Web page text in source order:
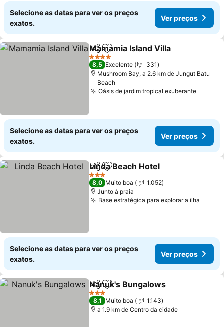
Selecione as datas para ver os preços
exatos.
Ver preços
PartilharAdicionar aos favoritos
Mamamia Island Villa
4 Estrelas
8,5 Excelente
331
Mushroom Bay, a 2.6 km de Jungut Batu
Beach
Oásis de jardim tropical exuberanteVer
Selecione as datas para ver os preços
exatos.
Ver preços
PartilharAdicionar aos favoritos
Linda Beach Hotel
3 Estrelas
8,0 Muito boa
1.052
Junto à praia
Base estratégica para explorar a ilha
Selecione as datas para ver os preços
exatos.
Ver preços
PartilharAdicionar aos favoritos
Nanuk's Bungalows
3 Estrelas
8,1 Muito boa
1.143
a 1.9 km de Centro da cidade